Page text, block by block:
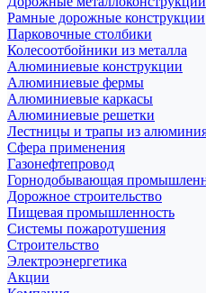
Рамные дорожные конструкции
Парковочные столбики
Колесоотбойники из металла
Алюминиевые конструкции
Алюминиевые фермы
Алюминиевые каркасы
Алюминиевые решетки
Лестницы и трапы из
Сфера применения
Газонефтепровод
Горнодобывающая
Дорожное строительство
Пищевая промышленность
Системы пожаротушения
Строительство
Электроэнергетика
Акции